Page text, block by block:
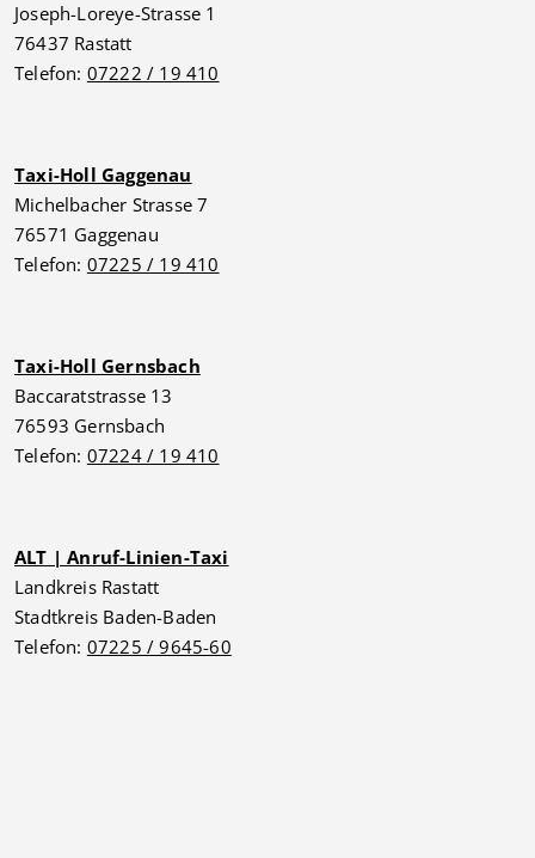
Joseph-Loreye-Strasse 1
76437 Rastatt
Telefon: 07222 / 19 410
Taxi-Holl Gaggenau
Michelbacher Strasse 7
76571 Gaggenau
Telefon: 07225 / 19 410
Taxi-Holl Gernsbach
Baccaratstrasse 13
76593 Gernsbach
Telefon: 07224 / 19 410
ALT | Anruf-Linien-Taxi
Landkreis Rastatt
Stadtkreis Baden-Baden
Telefon: 07225 / 9645-60